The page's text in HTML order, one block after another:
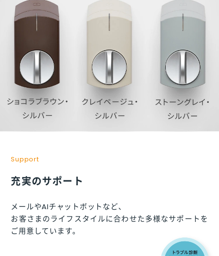
Support
充実のサポート
メールやAIチャットボットなど、
お客さまのライフスタイルに合わせた多様なサポートを
ご用意しています。